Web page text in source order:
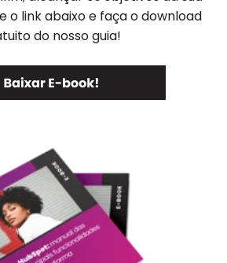
o link abaixo e faça o download
do nosso guia!